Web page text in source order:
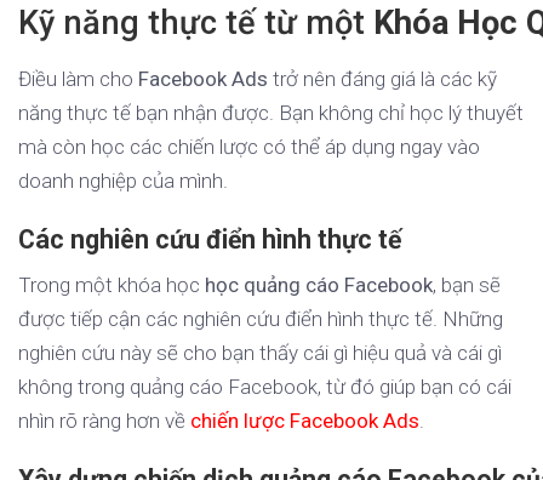
Kỹ năng thực tế từ một Khóa Học
Điều làm cho Facebook Ads trở nên đáng giá là các kỹ
năng thực tế bạn nhận được. Bạn không chỉ học lý thuyết
mà còn học các chiến lược có thể áp dụng ngay vào
doanh nghiệp của mình.
Các nghiên cứu điển hình thực tế
Trong một khóa học học quảng cáo Facebook, bạn sẽ
được tiếp cận các nghiên cứu điển hình thực tế. Những
nghiên cứu này sẽ cho bạn thấy cái gì hiệu quả và cái gì
không trong quảng cáo Facebook, từ đó giúp bạn có cái
nhìn rõ ràng hơn về chiến lược Facebook Ads